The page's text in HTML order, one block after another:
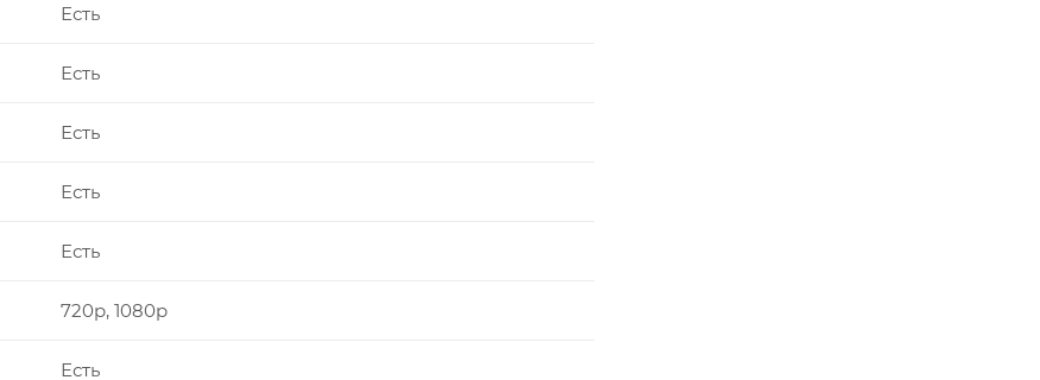
Есть
Есть
Есть
Есть
Есть
720p, 1080p
Есть